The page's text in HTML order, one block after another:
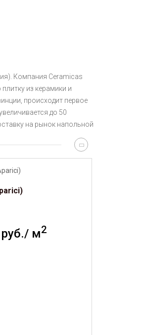
Компания Ceramicas
из керамики и
происходит первое
до 50
на рынок напольной
м2